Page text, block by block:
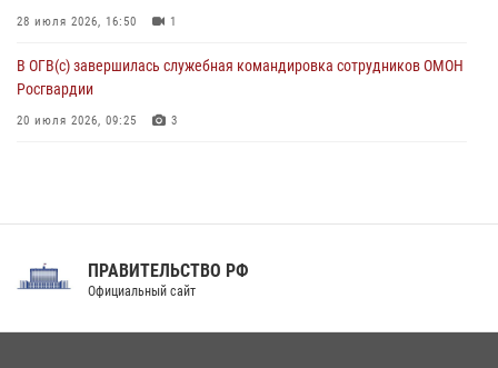
28 июля 2026, 16:50 1
В ОГВ(с) завершилась служебная командировка сотрудников ОМОН
Росгвардии
20 июля 2026, 09:25 3
Праздник «Один день с Росгвардией» к 105-летию Центрального
ПРАВИТЕЛЬСТВО РФ
Официальный сайт